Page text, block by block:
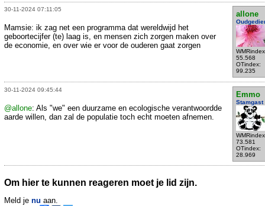
30-11-2024 07:11:05
allone
55.568
OTindex:
99.235
Mamsie: ik zag net een programma dat wereldwijd het
geboortecijfer (te) laag is, en mensen zich zorgen maken over
de economie, en over wie er voor de ouderen gaat zorgen
30-11-2024 09:45:44
Emmo
Stamgast
73.581
OTindex:
28.969
@allone: Als "we" een duurzame en ecologische verantwoordde
aarde willen, dan zal de populatie toch echt moeten afnemen.
Om hier te kunnen reageren moet je lid zijn.
Meld je nu aan.